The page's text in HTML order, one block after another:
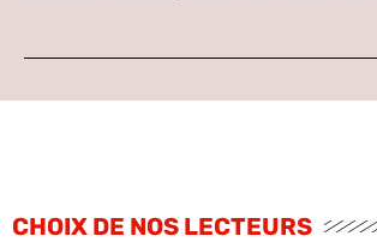
CHOIX DE NOS LECTEURS